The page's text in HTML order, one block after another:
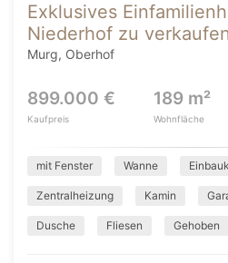
Exklusives
Niederhof zu
Murg, Oberhof
899.000 €
Kaufpreis
189 m²
Wohnfläche
mit Fenster Wanne
Zentralheizung Kamin
Dusche Fliesen Gehoben